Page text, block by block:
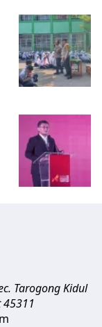
Tarogong Kidul
45311